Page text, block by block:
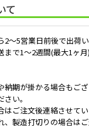
て
～5営業日前後で出荷い
で1～2週間(最大1ヶ
納期が掛かる場合もご
い。
ご注文後連絡させてい
、製造打切りの場合は